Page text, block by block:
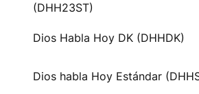
(DHH23ST)
Dios Habla Hoy DK (DHHDK)
Dios habla Hoy Estándar